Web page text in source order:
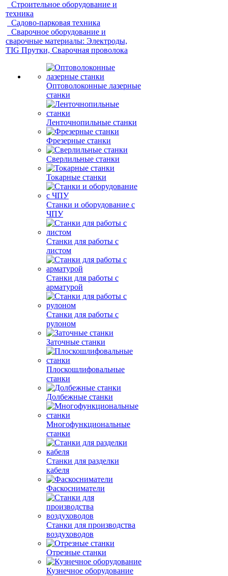
Строительное оборудование и
техника
Садово-парковая техника
Сварочное оборудование и
сварочные материалы: Электроды,
TIG Прутки, Сварочная проволока
Оптоволоконные лазерные
станки
Ленточнопильные станки
Фрезерные станки
Сверлильные станки
Токарные станки
Станки и оборудование с
ЧПУ
Станки для работы с
листом
Станки для работы с
арматурой
Станки для работы с
рулоном
Заточные станки
Плоскошлифовальные
станки
Долбежные станки
Многофункциональные
станки
Станки для разделки
кабеля
Фаскосниматели
Станки для производства
воздуховодов
Отрезные станки
Кузнечное оборудование